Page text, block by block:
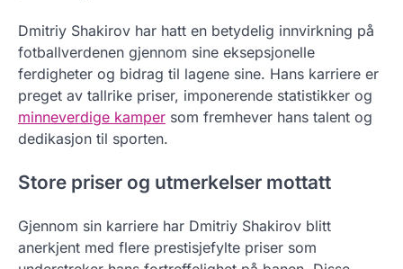
Dmitriy Shakirov har hatt en betydelig innvirkning på
fotballverdenen gjennom sine eksepsjonelle
ferdigheter og bidrag til lagene sine. Hans karriere er
preget av tallrike priser, imponerende statistikker og
minneverdige kamper som fremhever hans talent og
dedikasjon til sporten.
Store priser og utmerkelser mottatt
Gjennom sin karriere har Dmitriy Shakirov blitt
anerkjent med flere prestisjefylte priser som